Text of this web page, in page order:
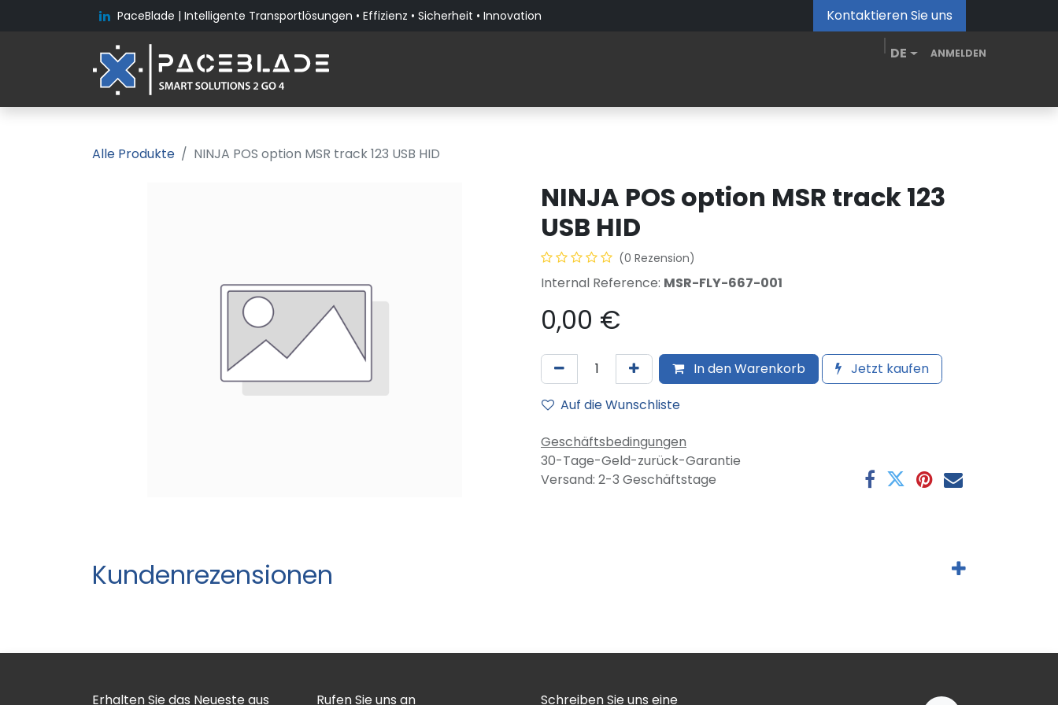
PaceBlade | Intelligente Transportlösungen • Effizienz • Sicherheit • Innovation Kontaktieren Sie uns
DE ANMELDEN
Alle Produkte NINJA POS option MSR track 123 USB HID
NINJA POS option MSR track 123
USB HID
(0 Rezension)
Internal Reference: MSR-FLY-667-001
0,00 €
In den Warenkorb
Jetzt kaufen
Auf die Wunschliste
Geschäftsbedingungen
30-Tage-Geld-zurück-Garantie
Versand: 2-3 Geschäftstage
Kundenrezensionen
Erhalten Sie das Neueste aus Rufen Sie uns an Schreiben Sie uns eine